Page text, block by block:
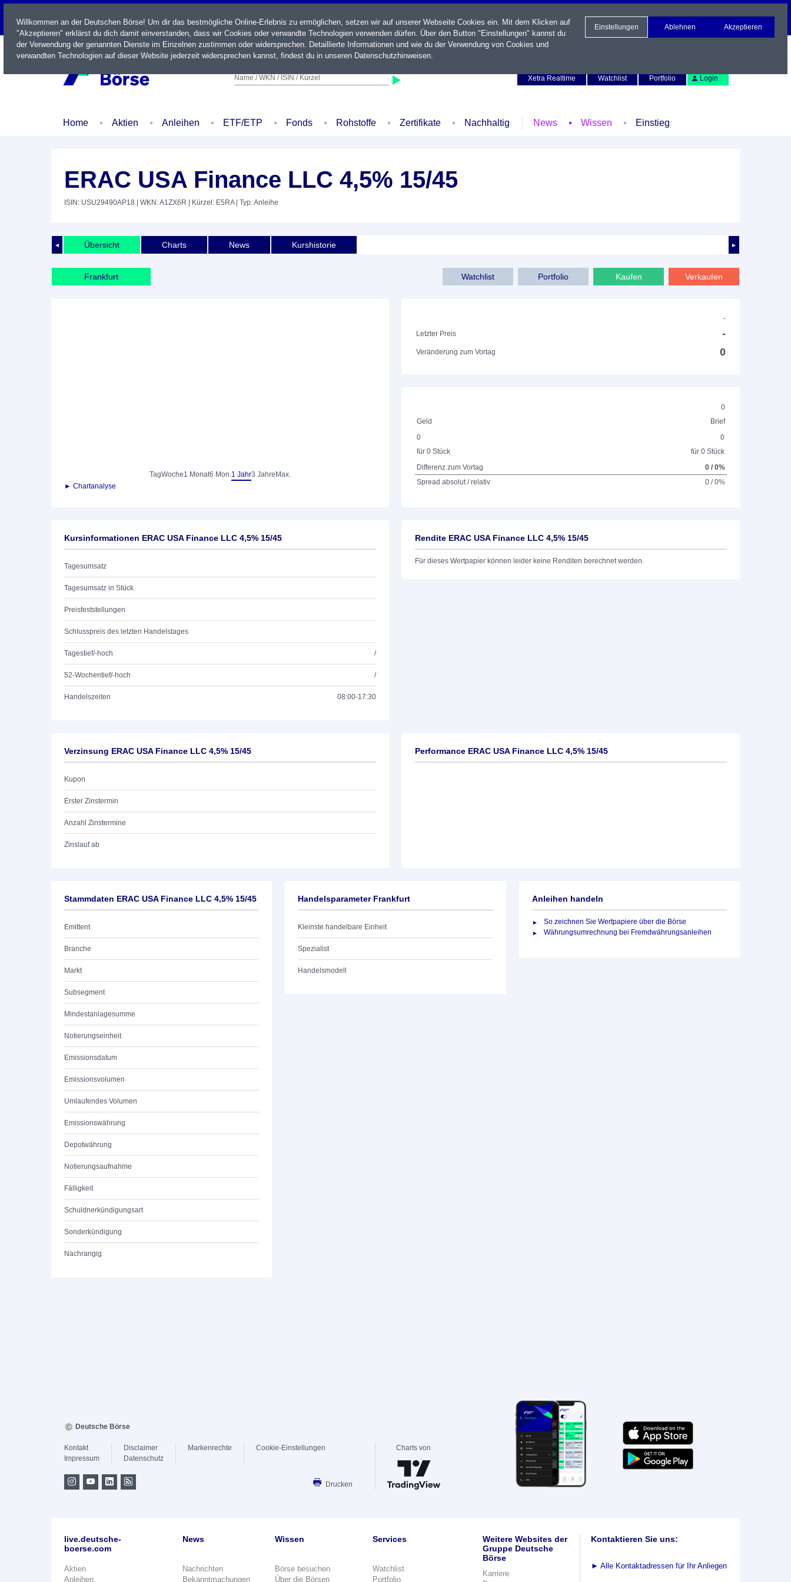
LIVE
Name / WKN / ISIN / Kürzel
Xetra Realtime
Watchlist Portfolio Login
Home Aktien Anleihen ETF/ETP Fonds Rohstoffe Zertifikate Nachhaltig News Wissen Einstieg
ERAC USA Finance LLC 4,5% 15/45
ISIN: USU29490AP18 | WKN: A1ZX6R | Kürzel: E5RA| Typ: Anleihe
◄ ►
Übersicht Charts News Kurshistorie
Frankfurt Verkaufen
Kaufen
Portfolio
Watchlist
TagWoche1 Monat6 Mon.1 Jahr3 Jahre Max.
► Chartanalyse
-
Letzter Preis
-
Veränderung zum Vortag 0
0
Geld
Brief
0
für 0 Stück
0
für 0 Stück
Differenz zum Vortag
0 / 0%
Spread absolut / relativ
0 / 0%
Kursinformationen ERAC USA Finance LLC 4,5% 15/45
Tagesumsatz
Tagesumsatz in Stück
Preisfeststellungen
Schlusspreis des letzten Handelstages
Tagestief/-hoch /
52-Wochentief/-hoch /
Handelszeiten 08:00-17:30
Rendite ERAC USA Finance LLC 4,5% 15/45
Für dieses Wertpapier können leider keine Renditen berechnet werden.
Verzinsung ERAC USA Finance LLC 4,5% 15/45
Kupon
Erster Zinstermin
Anzahl Zinstermine
Zinslauf ab
Performance ERAC USA Finance LLC 4,5% 15/45
Stammdaten ERAC USA Finance LLC 4,5% 15/45
Emittent
Branche
Markt
Subsegment
Mindestanlagesumme
Notierungseinheit
Emissionsdatum
Emissionsvolumen
Umlaufendes Volumen
Emissionswährung
Depotwährung
Notierungsaufnahme
Fälligkeit
Schuldnerkündigungsart
Sonderkündigung
Nachrangig
Handelsparameter Frankfurt
Kleinste handelbare Einheit
Spezialist
Handelsmodell
Anleihen handeln
So zeichnen Sie Wertpapiere über die Börse
Währungsumrechnung bei Fremdwährungsanleihen
Willkommen an der Deutschen Börse! Um dir das bestmögliche Online-Erlebnis zu ermöglichen, setzen wir auf unserer Webseite Cookies ein. Mit dem Klicken auf
"Akzeptieren" erklärst du dich damit einverstanden, dass wir Cookies oder verwandte Technologien verwenden dürfen. Über den Button "Einstellungen" kannst du
der Verwendung der genannten Dienste im Einzelnen zustimmen oder widersprechen. Detaillierte Informationen und wie du der Verwendung von Cookies und
verwandten Technologien auf dieser Website jederzeit widersprechen kannst, findest du in unseren Datenschutzhinweisen.
Einstellungen Ablehnen Akzeptieren
Deutsche Börse
Kontakt
Impressum
Disclaimer
Datenschutz
Markenrechte Cookie-Einstellungen
Drucken
Charts von
live.deutsche-
boerse.com
Aktien
Anleihen
News
Nachrichten
Bekanntmachungen
Wissen
Börse besuchen
Über die Börsen
Services
Watchlist
Portfolio
Weitere Websites der
Gruppe Deutsche
Börse
Karriere
Kontaktieren Sie uns:
► Alle Kontaktadressen für Ihr Anliegen